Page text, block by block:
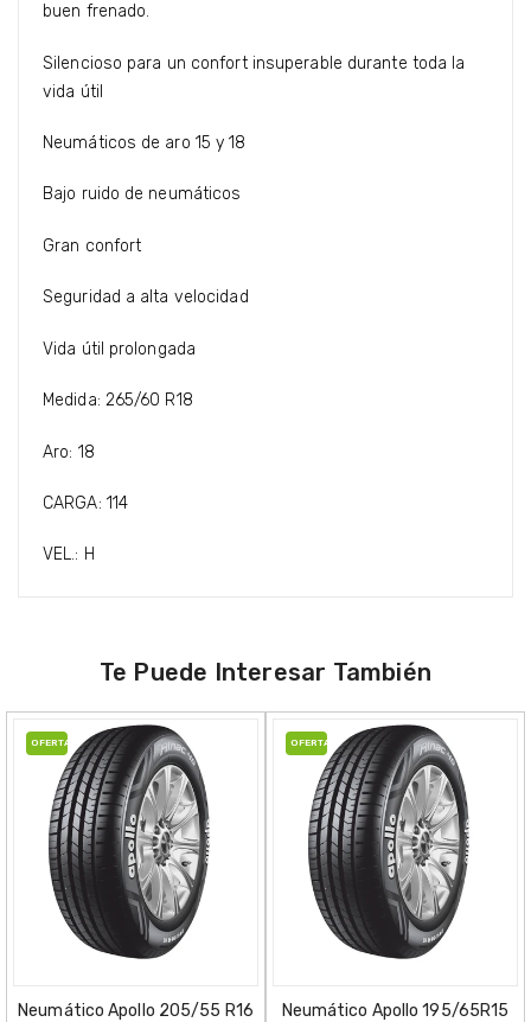
buen frenado.
Silencioso para un confort insuperable durante toda la
vida útil
Neumáticos de aro 15 y 18
Bajo ruido de neumáticos
Gran confort
Seguridad a alta velocidad
Vida útil prolongada
Medida: 265/60 R18
Aro: 18
CARGA: 114
VEL.: H
Te Puede Interesar También
OFERTA
Neumático Apollo 205/55 R16
OFERTA
Neumático Apollo 195/65R15